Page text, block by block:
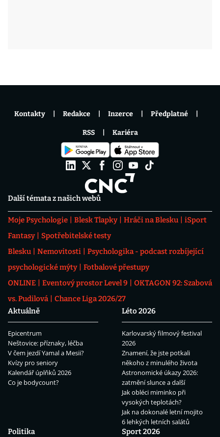
Další témata z našich webů
Moje Psychologie Blesk Tlapky Hráči na Blesku
iSport
Fantasy
Spotřebitelské testy
Blesku
Nemovitosti
Psychologika - podcast rozbíjející
psychologické mýty
Fotbalové přestupy
ONLINE
Eventový prostor Level 9
OKTAGON 92: Szabová
vs. Pudilová
Chance Liga 2026/27
Aktuálně
Epicentrum
Neštovice: příznaky, léčba
V čem jezdí Yamal a Mesii?
Kvízy pro seniory
Kalendář úplňků 2026
Co je bodycount?
Léto 2026
Karlovarský filmový festival
2026
Znamení, že jste potkali
někoho z minulého života
Astronomické úkazy 2026:
zatmění slunce a další
Jak obléci miminko při
vysokých teplotách?
Jak na dokonalé letní mojito
6 lehkých letních salátů
Politika
Sport 2026
Kontakty Redakce Inzerce Předplatné
RSS Kariéra